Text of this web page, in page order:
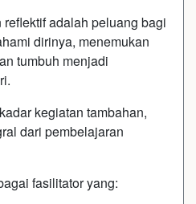
adalah peluang bagi
dirinya, menemukan
tumbuh menjadi
kegiatan tambahan,
dari pembelajaran
fasilitator yang: